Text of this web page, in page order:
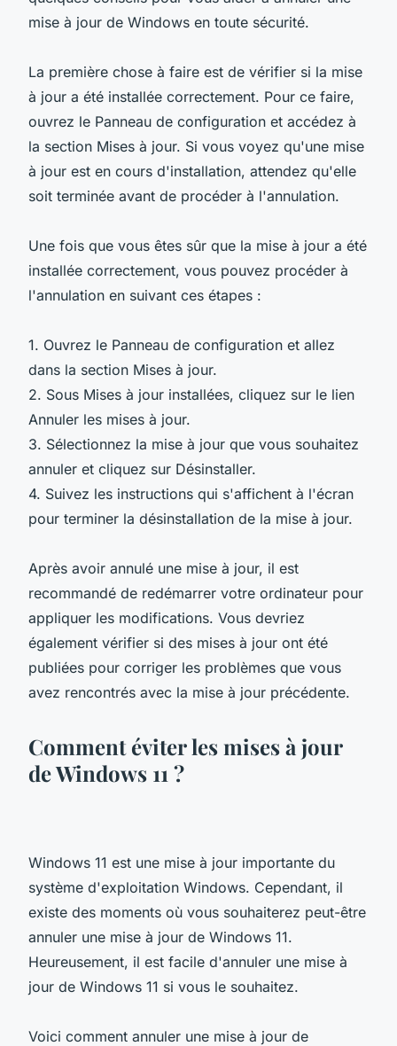
mise à jour de Windows en toute sécurité.
La première chose à faire est de vérifier si la mise
à jour a été installée correctement. Pour ce faire,
ouvrez le Panneau de configuration et accédez à
la section Mises à jour. Si vous voyez qu'une mise
à jour est en cours d'installation, attendez qu'elle
soit terminée avant de procéder à l'annulation.
Une fois que vous êtes sûr que la mise à jour a été
installée correctement, vous pouvez procéder à
l'annulation en suivant ces étapes :
1. Ouvrez le Panneau de configuration et allez
dans la section Mises à jour.
2. Sous Mises à jour installées, cliquez sur le lien
Annuler les mises à jour.
3. Sélectionnez la mise à jour que vous souhaitez
annuler et cliquez sur Désinstaller.
4. Suivez les instructions qui s'affichent à l'écran
pour terminer la désinstallation de la mise à jour.
Après avoir annulé une mise à jour, il est
recommandé de redémarrer votre ordinateur pour
appliquer les modifications. Vous devriez
également vérifier si des mises à jour ont été
publiées pour corriger les problèmes que vous
avez rencontrés avec la mise à jour précédente.
Comment éviter les mises à jour
de Windows 11 ?
Windows 11 est une mise à jour importante du
système d'exploitation Windows. Cependant, il
existe des moments où vous souhaiterez peut-être
annuler une mise à jour de Windows 11.
Heureusement, il est facile d'annuler une mise à
jour de Windows 11 si vous le souhaitez.
Voici comment annuler une mise à jour de